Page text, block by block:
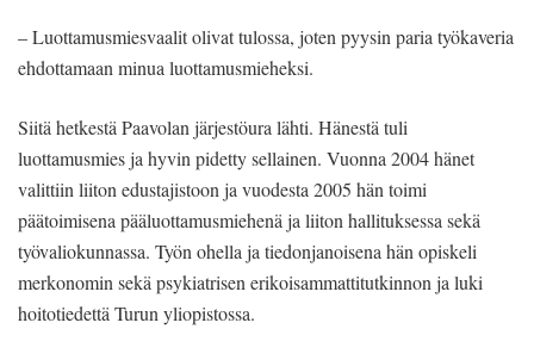
– Luottamusmiesvaalit olivat tulossa, joten pyysin paria työkaveria
ehdottamaan minua luottamusmieheksi.
Siitä hetkestä Paavolan järjestöura lähti. Hänestä tuli
luottamusmies ja hyvin pidetty sellainen. Vuonna 2004 hänet
valittiin liiton edustajistoon ja vuodesta 2005 hän toimi
päätoimisena pääluottamusmiehenä ja liiton hallituksessa sekä
työvaliokunnassa. Työn ohella ja tiedonjanoisena hän opiskeli
merkonomin sekä psykiatrisen erikoisammattitutkinnon ja luki
hoitotiedettä Turun yliopistossa.